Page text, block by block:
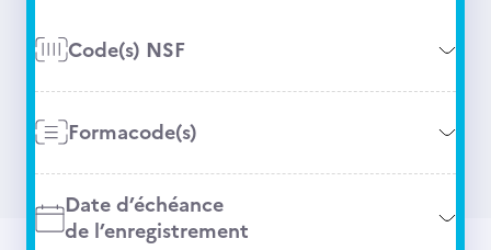
Code(s) NSF
Formacode(s)
Date d’échéance
de l’enregistrement